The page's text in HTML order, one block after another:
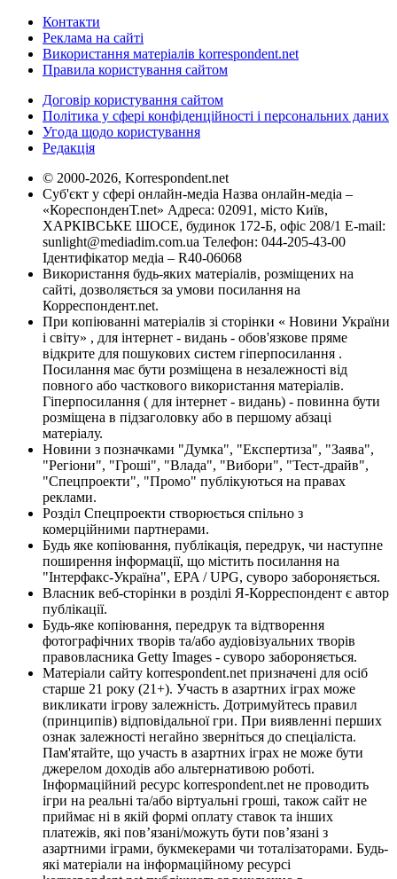
Контакти
Реклама на сайті
Використання матеріалів korrespondent.net
Правила користування сайтом
Договір користування сайтом
Політика у сфері конфіденційності і персональних даних
Угода щодо користування
Редакція
© 2000-2026, Korrespondent.net
Суб'єкт у сфері онлайн-медіа Назва онлайн-медіа –
«КореспонденТ.net» Адреса: 02091, місто Київ,
ХАРКІВСЬКЕ ШОСЕ, будинок 172-Б, офіс 208/1 E-mail:
sunlight@mediadim.com.ua Телефон: 044-205-43-00
Ідентифікатор медіа – R40-06068
Використання будь-яких матеріалів, розміщених на
сайті, дозволяється за умови посилання на
Корреспондент.net.
При копіюванні матеріалів зі сторінки « Новини України
і світу» , для інтернет - видань - обов'язкове пряме
відкрите для пошукових систем гіперпосилання .
Посилання має бути розміщена в незалежності від
повного або часткового використання матеріалів.
Гіперпосилання ( для інтернет - видань) - повинна бути
розміщена в підзаголовку або в першому абзаці
матеріалу.
Новини з позначками "Думка", "Експертиза", "Заява",
"Регіони", "Гроші", "Влада", "Вибори", "Тест-драйв",
"Спецпроекти", "Промо" публікуються на правах
реклами.
Розділ Спецпроекти створюється спільно з
комерційними партнерами.
Будь яке копіювання, публікація, передрук, чи наступне
поширення інформації, що містить посилання на
"Інтерфакс-Україна", EPA / UPG, суворо забороняється.
Власник веб-сторінки в розділі Я-Корреспондент є автор
публікації.
Будь-яке копіювання, передрук та відтворення
фотографічних творів та/або аудіовізуальних творів
правовласника Getty Images - суворо забороняється.
Матеріали сайту korrespondent.net призначені для осіб
старше 21 року (21+). Участь в азартних іграх може
викликати ігрову залежність. Дотримуйтесь правил
(принципів) відповідальної гри. При виявленні перших
ознак залежності негайно зверніться до спеціаліста.
Пам'ятайте, що участь в азартних іграх не може бути
джерелом доходів або альтернативою роботі.
Інформаційний ресурс korrespondent.net не проводить
ігри на реальні та/або віртуальні гроші, також сайт не
приймає ні в якій формі оплату ставок та інших
платежів, які пов’язані/можуть бути пов’язані з
азартними іграми, букмекерами чи тоталізаторами. Будь-
які матеріали на інформаційному ресурсі